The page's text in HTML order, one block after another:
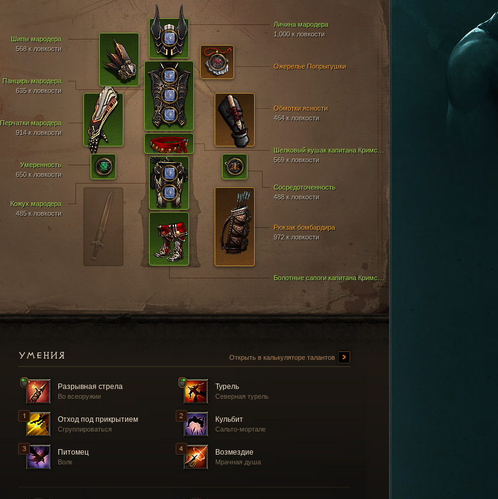
Личина мародера
1,000 к ловкости
Панцирь мародера
635 к ловкости
Перчатки мародера
914 к ловкости
Шипы мародера
568 к ловкости
Кожух мародера
485 к ловкости
Обмотки ясности
464 к ловкости
Рюкзак бомбардира
972 к ловкости
569 к ловкости
Сосредоточенность
488 к ловкости
Умеренность
650 к ловкости
Ожерелье Попрыгушки
УМЕНИЯ Открыть в калькуляторе талантов
Разрывная стрела
Во всеоружии
Турель
Северная турель
Отход под прикрытием
Сгруппироваться
Кульбит
Сальто-мортале
Питомец
Волк
Возмездие
Мрачная душа